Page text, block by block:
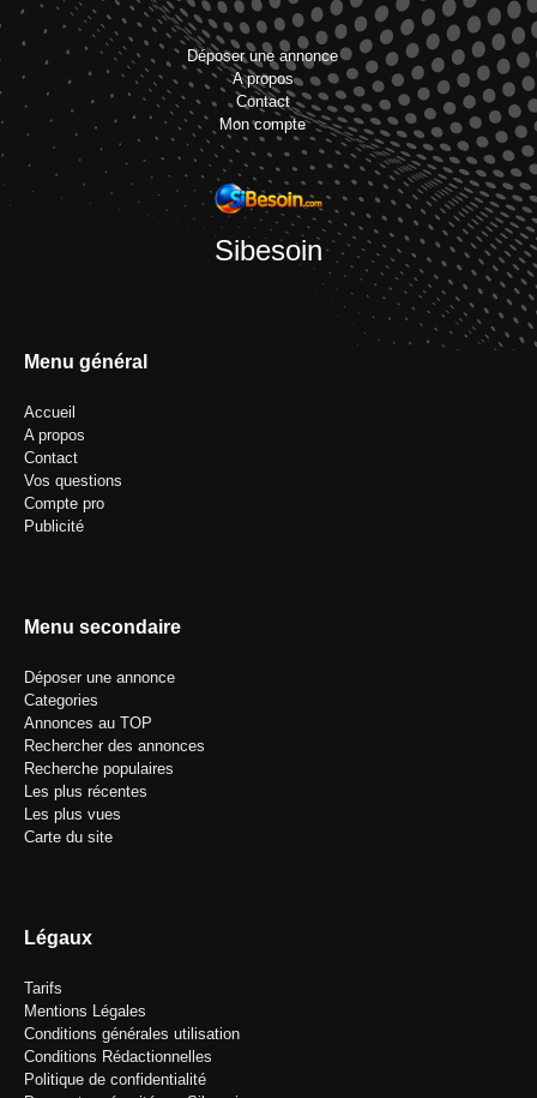
Déposer une annonce
A propos
Contact
Mon compte
Sibesoin
Menu général
Accueil
A propos
Contact
Vos questions
Compte pro
Publicité
Menu secondaire
Déposer une annonce
Categories
Annonces au TOP
Rechercher des annonces
Recherche populaires
Les plus récentes
Les plus vues
Carte du site
Légaux
Tarifs
Mentions Légales
Conditions générales utilisation
Conditions Rédactionnelles
Politique de confidentialité